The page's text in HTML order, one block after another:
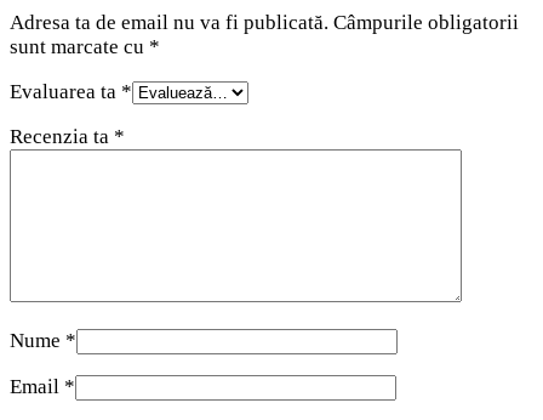
Adresa ta de email nu va fi publicată. Câmpurile obligatorii
sunt marcate cu *
Evaluarea ta *
Recenzia ta *
Nume *
Email *